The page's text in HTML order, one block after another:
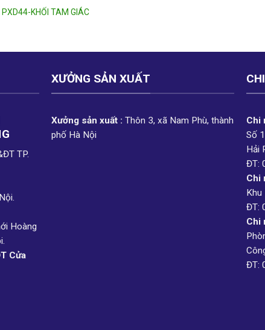
PXD44-KHỐI TAM GIÁC
TP.
Hoàng
Cửa
XƯỞNG SẢN XUẤT
Xưởng sản xuất : Thôn 3, xã Nam Phù, thành
phố Hà Nội
Chi
Số
Hải
ĐT:
Chi
ĐT:
Chi
ĐT: